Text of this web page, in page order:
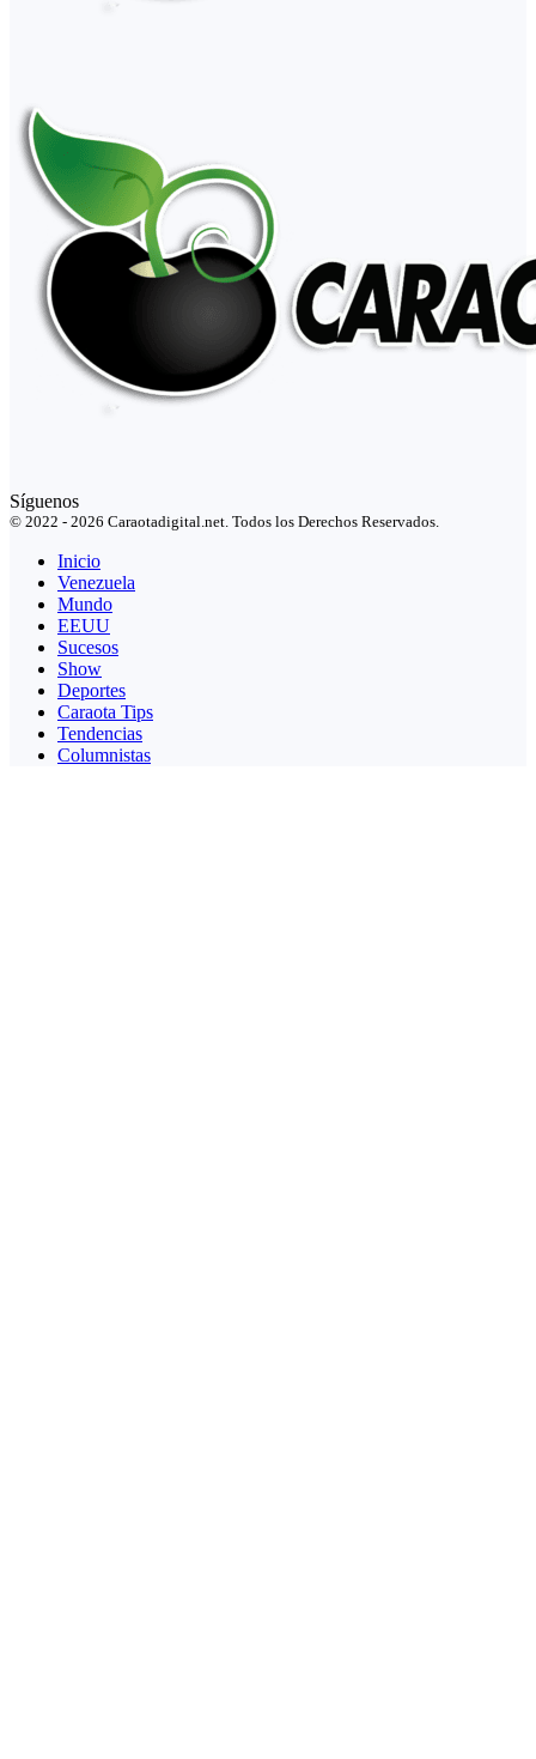
Síguenos
© 2022 - 2026 Caraotadigital.net. Todos los Derechos Reservados.
Inicio
Venezuela
Mundo
EEUU
Sucesos
Show
Deportes
Caraota Tips
Tendencias
Columnistas